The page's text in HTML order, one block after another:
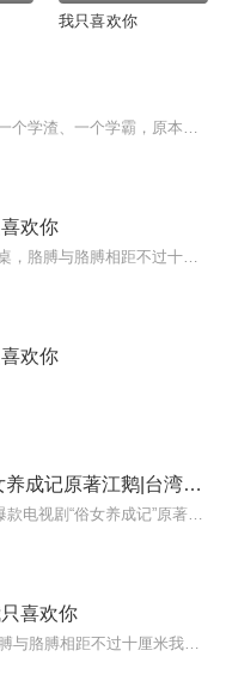
我只喜欢你
欢你
欢你
可是我偏偏不喜欢|俗女养成记原著江鹅|台湾金智英
喜欢你